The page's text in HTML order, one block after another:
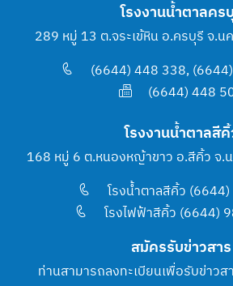
โรงงานน้ำตาลคร
289 หมู่ 13 ต.จระเข้หิน อ.ครบุรี จ.
(6644) 448 338,
(6644) 448
โรงงานน้ำตาลสี
168 หมู่ 6 ต.หนองหญ้าขาว อ.สีคิ้ว จ.
โรงน้ำตาลสีคิ้ว
โรงไฟฟ้าสีคิ้ว (6644)
สมัครรับข่าวสาร
ท่านสามารถลงทะเบียนเพื่อรับข่าว